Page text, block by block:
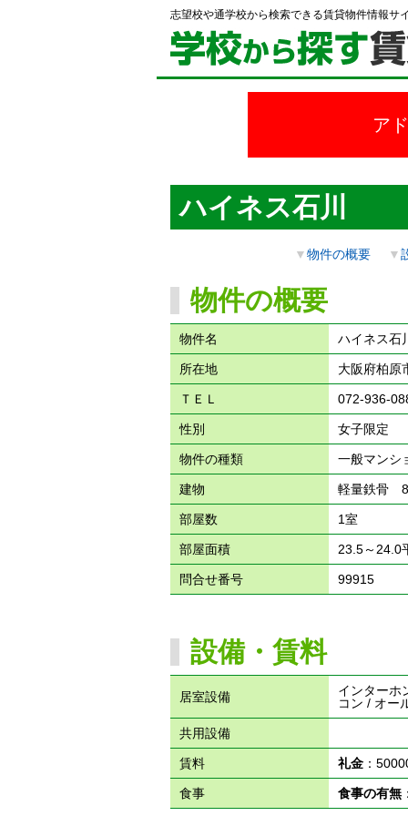
志望校や通学校から検索できる賃貸物件情報サ
ア
ハイネス石川
▼物件の概要 ▼
物件の概要
物件名 ハイネス石
所在地 大阪府柏原
ＴＥＬ 072-936-
性別 女子限定
物件の種類 一般マンシ
建物 軽量鉄骨
部屋数 1室
部屋面積 23.5～24.0
問合せ番号 99915
設備・賃料
居室設備
インターホ
コン / オー
共用設備
賃料 礼金：
食事 食事の有無